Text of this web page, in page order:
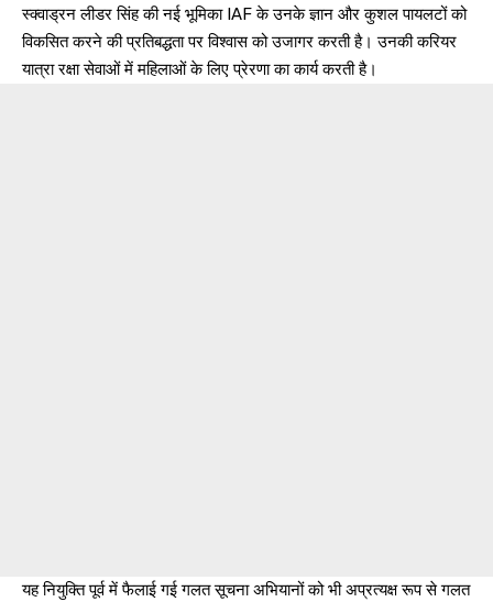
स्क्वाड्रन लीडर सिंह की नई भूमिका IAF के उनके ज्ञान और कुशल पायलटों को
विकसित करने की प्रतिबद्धता पर विश्वास को उजागर करती है। उनकी करियर
यात्रा रक्षा सेवाओं में महिलाओं के लिए प्रेरणा का कार्य करती है।
यह नियुक्ति पूर्व में फैलाई गई गलत सूचना अभियानों को भी अप्रत्यक्ष रूप से गलत